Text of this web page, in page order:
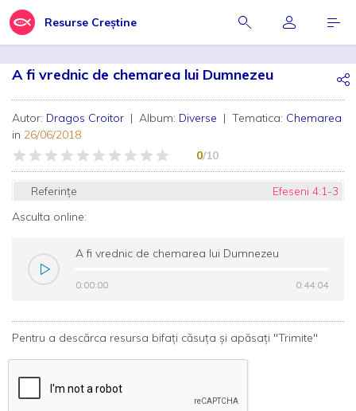
Resurse Creștine
A fi vrednic de chemarea lui Dumnezeu
Autor: Dragos Croitor | Album: Diverse | Tematica: Chemarea
in 26/06/2018
0/10
Referințe
Efeseni 4:1-3
Asculta online:
A fi vrednic de chemarea lui Dumnezeu
0:00:00 0:44:04
0:00:00 0:44:04
Pentru a descărca resursa bifați căsuța și apăsați "Trimite"